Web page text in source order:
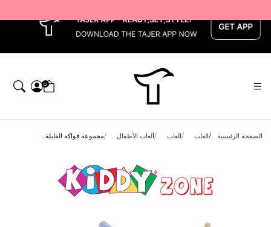
0
الصفحة الرئيسية العاب العاب ألعاب الأطفال مجموعة فواكه القابلة...